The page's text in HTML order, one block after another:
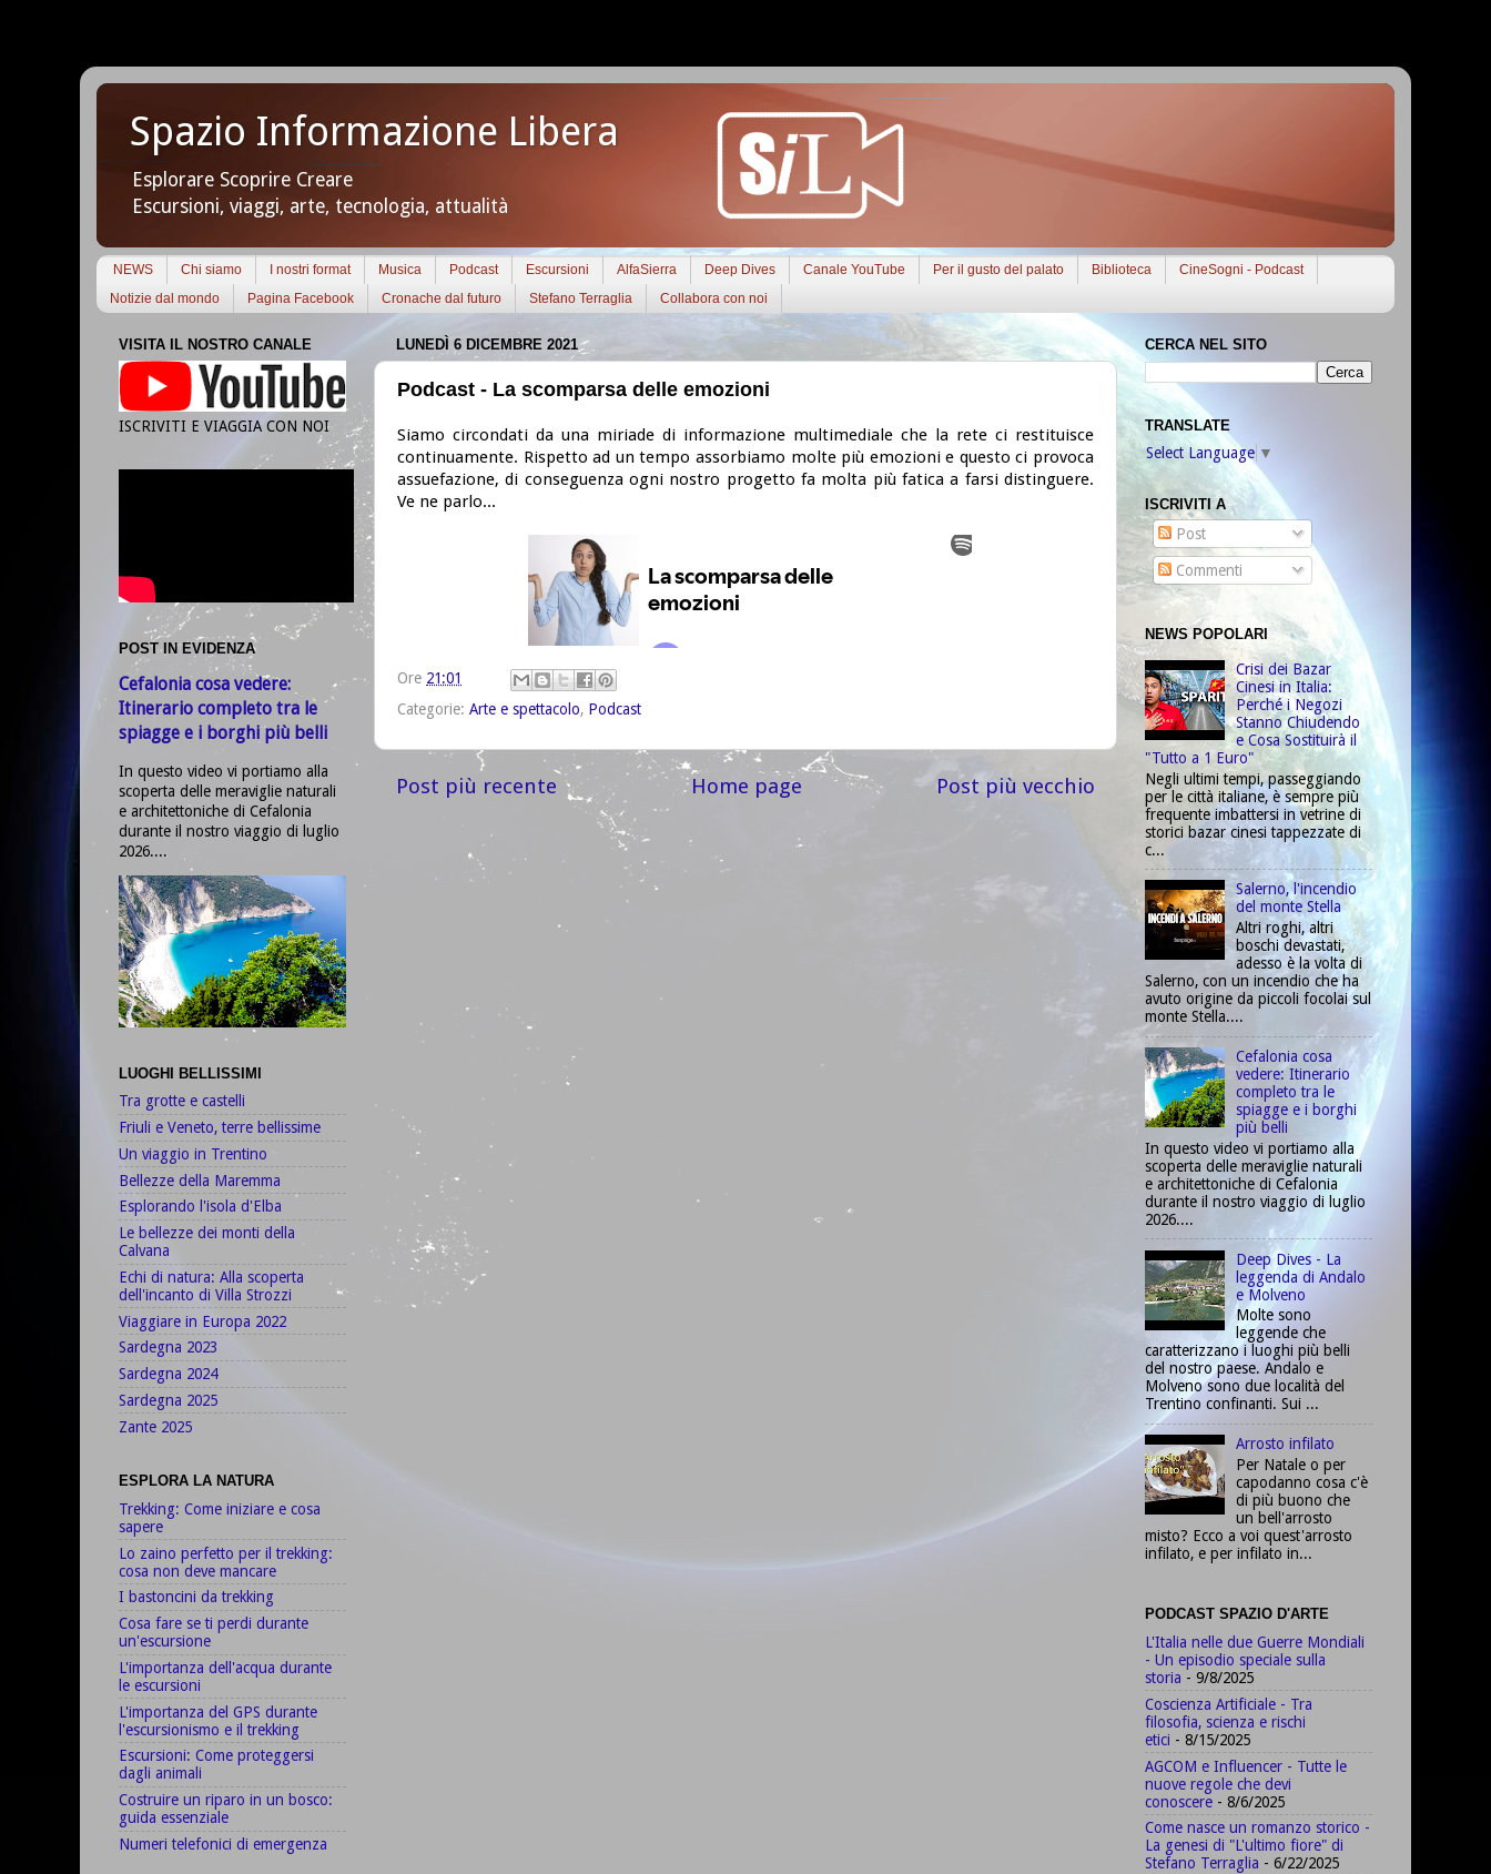
Spazio Informazione Libera
Esplorare Scoprire Creare
Escursioni, viaggi, arte, tecnologia, attualità
NEWS Chi siamo I nostri format Musica Podcast Escursioni AlfaSierra Deep Dives Canale YouTube Per il gusto del palato Biblioteca
CineSogni - Podcast
Notizie dal mondo
Pagina Facebook Cronache dal futuro Stefano Terraglia Collabora con noi
LUNEDÌ 6 DICEMBRE 2021
Podcast - La scomparsa delle emozioni
Siamo circondati da una miriade di informazione multimediale che la rete ci restituisce
continuamente. Rispetto ad un tempo assorbiamo molte più emozioni e questo ci provoca
assuefazione, di conseguenza ogni nostro progetto fa molta più fatica a farsi distinguere.
Ve ne parlo...
Ore 21:01
Categorie: Arte e spettacolo, Podcast
Post più recente Post più vecchio
Home page
VISITA IL NOSTRO CANALE
ISCRIVITI E VIAGGIA CON NOI
POST IN EVIDENZA
Cefalonia cosa vedere:
Itinerario completo tra le
spiagge e i borghi più belli
In questo video vi portiamo alla
scoperta delle meraviglie naturali
e architettoniche di Cefalonia
durante il nostro viaggio di luglio
2026....
LUOGHI BELLISSIMI
Tra grotte e castelli
Friuli e Veneto, terre bellissime
Un viaggio in Trentino
Bellezze della Maremma
Esplorando l'isola d'Elba
Le bellezze dei monti della
Calvana
Echi di natura: Alla scoperta
dell'incanto di Villa Strozzi
Viaggiare in Europa 2022
Sardegna 2023
Sardegna 2024
Sardegna 2025
Zante 2025
ESPLORA LA NATURA
Trekking: Come iniziare e cosa
sapere
Lo zaino perfetto per il trekking:
cosa non deve mancare
I bastoncini da trekking
Cosa fare se ti perdi durante
un'escursione
L'importanza dell'acqua durante
le escursioni
L'importanza del GPS durante
l'escursionismo e il trekking
Escursioni: Come proteggersi
dagli animali
Costruire un riparo in un bosco:
guida essenziale
Numeri telefonici di emergenza
CERCA NEL SITO
TRANSLATE
Select Language ▼
ISCRIVITI A
Post
Commenti
NEWS POPOLARI
Crisi dei Bazar
Cinesi in Italia:
Perché i Negozi
Stanno Chiudendo
e Cosa Sostituirà il
"Tutto a 1 Euro"
Negli ultimi tempi, passeggiando
per le città italiane, è sempre più
frequente imbattersi in vetrine di
storici bazar cinesi tappezzate di
c...
Salerno, l'incendio
del monte Stella
Altri roghi, altri
boschi devastati,
adesso è la volta di
Salerno, con un incendio che ha
avuto origine da piccoli focolai sul
monte Stella....
Cefalonia cosa
vedere: Itinerario
completo tra le
spiagge e i borghi
più belli
In questo video vi portiamo alla
scoperta delle meraviglie naturali
e architettoniche di Cefalonia
durante il nostro viaggio di luglio
2026....
Deep Dives - La
leggenda di Andalo
e Molveno
Molte sono
leggende che
caratterizzano i luoghi più belli
del nostro paese. Andalo e
Molveno sono due località del
Trentino confinanti. Sui ...
Arrosto infilato
Per Natale o per
capodanno cosa c'è
di più buono che
un bell'arrosto
misto? Ecco a voi quest'arrosto
infilato, e per infilato in...
PODCAST SPAZIO D'ARTE
L'Italia nelle due Guerre Mondiali
- Un episodio speciale sulla
storia - 9/8/2025
Coscienza Artificiale - Tra
filosofia, scienza e rischi
etici - 8/15/2025
AGCOM e Influencer - Tutte le
nuove regole che devi
conoscere - 8/6/2025
Come nasce un romanzo storico -
La genesi di "L'ultimo fiore" di
Stefano Terraglia - 6/22/2025